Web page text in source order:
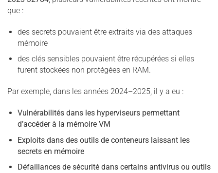
que :
des secrets pouvaient être extraits via des attaques
mémoire
des clés sensibles pouvaient être récupérées si elles
furent stockées non protégées en RAM.
Par exemple, dans les années 2024–2025, il y a eu :
Vulnérabilités dans les hyperviseurs permettant
d’accéder à la mémoire VM
Exploits dans des outils de conteneurs laissant les
secrets en mémoire
Défaillances de sécurité dans certains antivirus ou outils